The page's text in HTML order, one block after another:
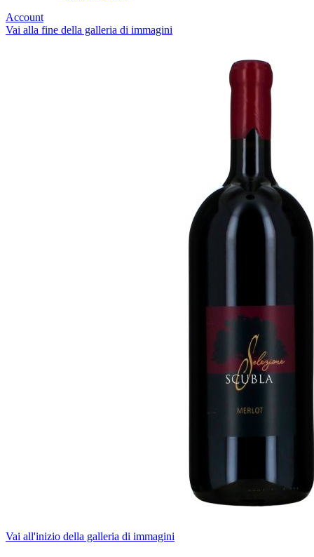
Account
Vai alla fine della galleria di immagini
Vai all'inizio della galleria di immagini